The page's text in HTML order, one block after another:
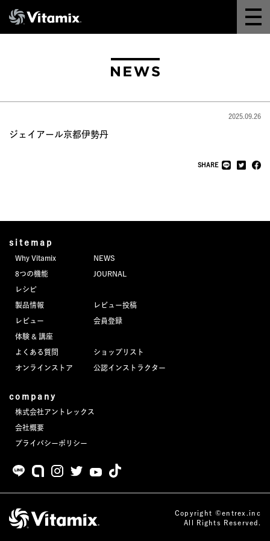
オンラインストア
JOURNAL
2025.09.26
ジェイアール京都伊勢丹
SHARE
sitemap
Why Vitamix
8つの機能
レシピ
製品情報
レビュー
体験 & 講座
よくある質問
オンラインストア
NEWS
JOURNAL
レビュー投稿
会員登録
ショップリスト
公認インストラクター
company
株式会社アントレックス
会社概要
プライバシーポリシー
Copyright ©entrex.inc
All Rights Reserved.